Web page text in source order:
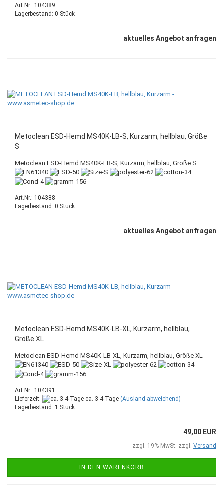
Art.Nr.: 104389
Lagerbestand: 0 Stück
aktuelles Angebot anfragen
Metoclean ESD-Hemd MS40K-LB-S, Kurzarm, hellblau, Größe
S
Metoclean ESD-Hemd MS40K-LB-S, Kurzarm, hellblau, Größe S
Art.Nr.: 104388
Lagerbestand: 0 Stück
aktuelles Angebot anfragen
Metoclean ESD-Hemd MS40K-LB-XL, Kurzarm, hellblau,
Größe XL
Metoclean ESD-Hemd MS40K-LB-XL, Kurzarm, hellblau, Größe XL
Art.Nr.: 104391
Lieferzeit:
ca. 3-4 Tage (Ausland abweichend)
Lagerbestand: 1 Stück
49,00 EUR
zzgl. 19% MwSt. zzgl. Versand
IN DEN WARENKORB